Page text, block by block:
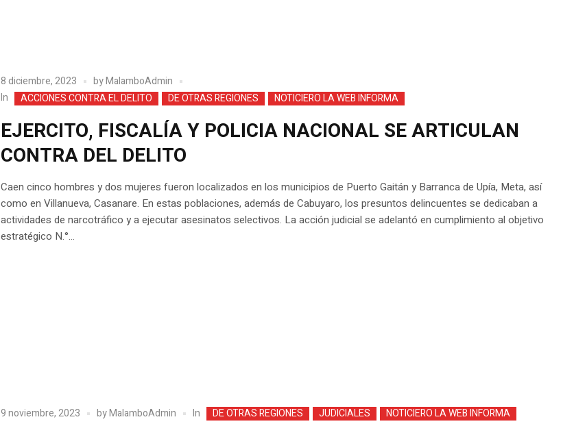
8 diciembre, 2023 byMalamboAdmin
In
ACCIONES CONTRA EL DELITO DE OTRAS REGIONES NOTICIERO LA WEB INFORMA
EJERCITO, FISCALÍA Y POLICIA NACIONAL SE ARTICULAN
CONTRA DEL DELITO
Caen cinco hombres y dos mujeres fueron localizados en los municipios de Puerto Gaitán y Barranca de Upía, Meta, así
como en Villanueva, Casanare. En estas poblaciones, además de Cabuyaro, los presuntos delincuentes se dedicaban a
actividades de narcotráfico y a ejecutar asesinatos selectivos. La acción judicial se adelantó en cumplimiento al objetivo
estratégico N.°...
9 noviembre, 2023 byMalamboAdmin In DE OTRAS REGIONES JUDICIALES NOTICIERO LA WEB INFORMA